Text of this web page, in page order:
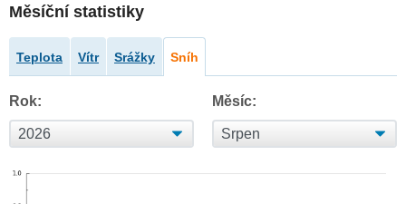
Měsíční statistiky
Teplota Vítr Srážky Sníh
Rok: Měsíc: